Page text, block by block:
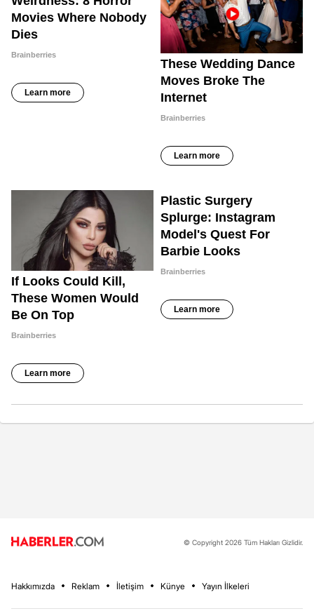
© Copyright 2026 Tüm Hakları Gizlidir.
Hakkımızda Reklam İletişim Künye Yayın İlkeleri